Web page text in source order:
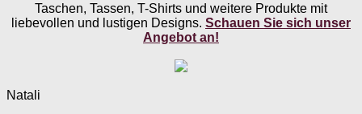
Taschen, Tassen, T-Shirts und weitere Produkte mit
liebevollen und lustigen Designs. Schauen Sie sich unser
Angebot an!
Natali